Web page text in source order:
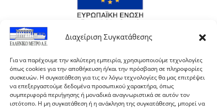
Διαχείριση Συγκατάθεσης
Για να παρέχουμε την καλύτερη εμπειρία, χρησιμοποιούμε τεχνολογίες
όπως cookies για την αποθήκευση ή/και την πρόσβαση σε πληροφορίες
συσκευών. Η συγκατάθεση για τις εν λόγω τεχνολογίες θα μας επιτρέψει
να επεξεργαστούμε δεδομένα προσωπικού χαρακτήρα, όπως
συμπεριφορά περιήγησης ή μοναδικά αναγνωριστικά σε αυτόν τον
ιστότοπο. Η μη συγκατάθεση ή η ανάκληση της συγκατάθεσης, μπορεί να